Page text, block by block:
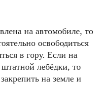
на автомобиле, то
освободиться
в гору. Если на
лебёдки, то
на земле и